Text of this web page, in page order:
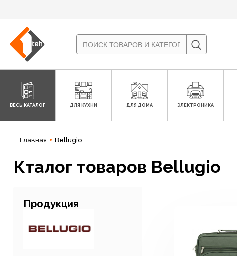
ВЕСЬ КАТАЛОГ ДЛЯ КУХНИ ДЛЯ ДОМА ЭЛЕКТРОНИКА
Главная Bellugio
Кталог товаров Bellugio
Продукция